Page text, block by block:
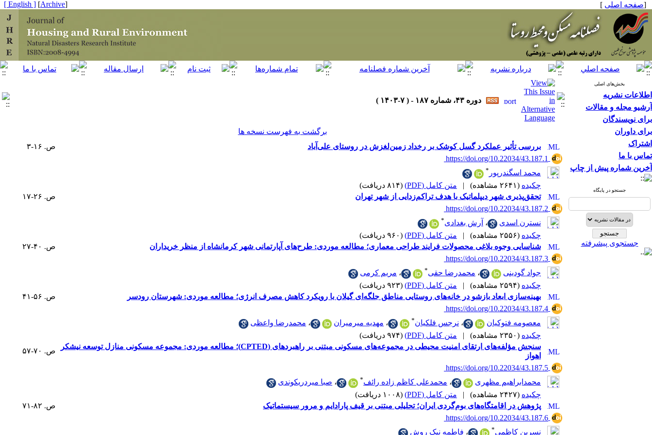
[صفحه اصلی ]
[
Archive
]
[ English ]
بخش‌های اصلی
اطلاعات نشریه
آرشیو مجله و مقالات
برای نویسندگان
برای داوران
اشتراک
تماس با ما
آخرین شماره پیش از چاپ
جستجو در پایگاه
جستجوی پیشرفته
دوره ۴۳، شماره ۱۸۷ - ( ۷-۱۴۰۳ )
برگشت به فهرست نسخه ها
بررسی تأثیر عملکرد گسل کوشک بر رخداد زمین‌لغزش در روستای علی‌آباد
ص. ۱۶-۳
‎ https://doi.org/10.22034/43.187.1
محمد اسگندرپور *
چکیده (۲۶۴۱ مشاهده) | متن کامل (PDF)
(۸۱۴ دریافت)
تحقق‌پذیری شهر دیپلماتیک با هدف تراکم‌زدایی از شهر تهران
ص. ۲۶-۱۷
‎ https://doi.org/10.22034/43.187.2
نسترن اسدی
، آرش بغدادی*
چکیده (۲۵۵۶ مشاهده) | متن کامل (PDF)
(۹۶۰ دریافت)
شناسایی وجوه بلاغی محصولات فرایند طراحی معماری؛ مطالعه موردی: طرح‌های آپارتمانی شهر کرمانشاه از منظر خریداران
ص. ۴۰-۲۷
‎ https://doi.org/10.22034/43.187.3
جواد گودینی
، محمدرضا حقی* ، مریم کرمی
چکیده (۲۵۹۴ مشاهده) | متن کامل (PDF)
(۹۲۳ دریافت)
بهینه‌سازی ابعاد بازشو در خانه‌های روستایی مناطق جلگه‌ای گیلان با رویکرد کاهش مصرف انرژی؛ مطالعه موردی: شهرستان رودسر
ص. ۵۶-۴۱
‎ https://doi.org/10.22034/43.187.4
معصومه فتوکیان
، نرجس فلکیان* ، مهدیه میرمیران ، محمدرضا واعظی
چکیده (۲۳۵۰ مشاهده) | متن کامل (PDF)
(۹۷۴ دریافت)
سنجش مؤلفه‌های ارتقای امنیت محیطی در مجموعه‌های مسکونی مبتنی بر راهبردهای (CPTED)؛ مطالعه موردی: مجموعه مسکونی منازل توسعه نیشکر
اهواز
ص. ۷۰-۵۷
‎ https://doi.org/10.22034/43.187.5
محمدابراهیم مظهری
، محمدعلی کاظم زاده رائف* ، صبا میردریکوندی
چکیده (۲۴۲۷ مشاهده) | متن کامل (PDF)
(۱۰۰۸ دریافت)
پژوهش در اقامتگاه‌های بوم‌گردی ایران؛ تحلیلی مبتنی بر قیف پارادایم و مرور سیستماتیک
ص. ۸۲-۷۱
‎ https://doi.org/10.22034/43.187.6
نسرین کاظمی* ، فاطمه نیک روش